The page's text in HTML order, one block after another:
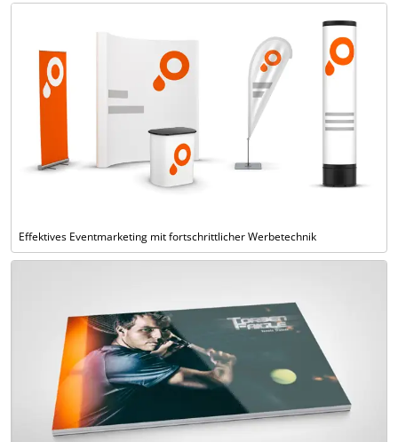
Effektives Eventmarketing mit fortschrittlicher Werbetechnik